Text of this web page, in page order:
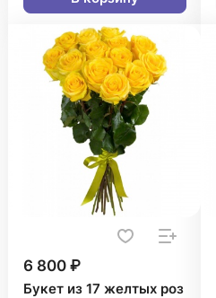
6 800 ₽
Букет из 17 желтых роз